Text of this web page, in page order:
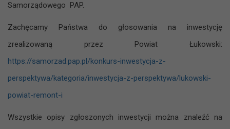
Samorządowego PAP.
Zachęcamy Państwa do głosowania na inwestycję
zrealizowaną przez Powiat Łukowski:
https://samorzad.pap.pl/konkurs-inwestycja-z-
perspektywa/kategoria/inwestycja-z-perspektywa/lukowski-
powiat-remont-i
Wszystkie opisy zgłoszonych inwestycji można znaleźć na